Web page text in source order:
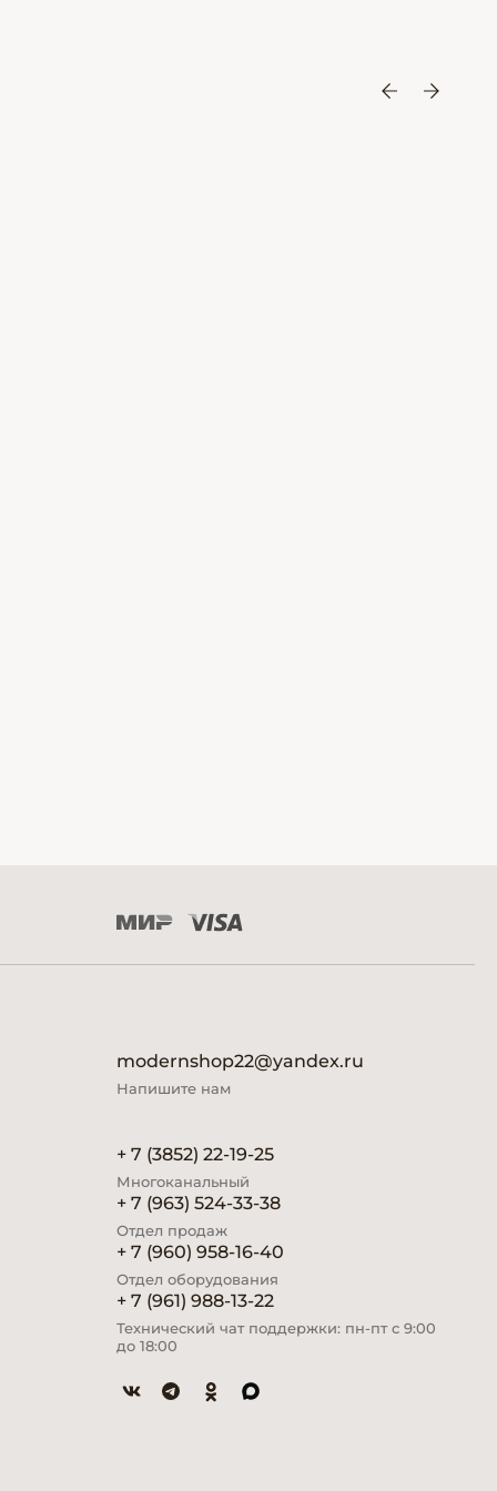
modernshop22@yandex.ru
Напишите нам
+ 7 (3852) 22-19-25
Многоканальный
+ 7 (963) 524-33-38
Отдел продаж
+ 7 (960) 958-16-40
Отдел оборудования
+ 7 (961) 988-13-22
Технический чат поддержки: пн-пт с 9:00
до 18:00